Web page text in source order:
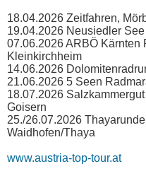
18.04.2026 Zeitfahren,
19.04.2026 Neusiedler
07.06.2026 ARBÖ Kärnten
Kleinkirchheim
14.06.2026
21.06.2026 5 Seen
18.07.2026
Goisern
25./26.07.2026
Waidhofen/Thaya
www.austria-top-tour.at